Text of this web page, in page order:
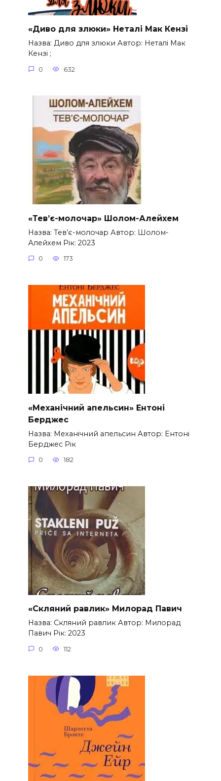
«Диво для злюки» Неталі Мак Кензі
Назва: Диво для злюки Автор: Неталі Мак
Кензі ;
0 632
«Тев’є-молочар» Шолом-Алейхем
Назва: Тев’є-молочар Автор: Шолом-
Алейхем Рік: 2023
0 173
«Механічний апельсин» Ентоні
Берджес
Назва: Механічний апельсин Автор: Ентоні
Берджес Рік
0 182
«Скляний равлик» Милорад Павич
Назва: Скляний равлик Автор: Милорад
Павич Рік: 2023
0 112